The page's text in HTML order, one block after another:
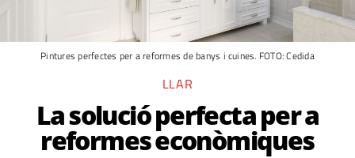
Pintures perfectes per a reformes de banys i cuines. FOTO: Cedida
LLAR
La solució perfecta per a
reformes econòmiques